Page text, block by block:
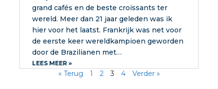
grand cafés en de beste croissants ter
wereld. Meer dan 21 jaar geleden was ik
hier voor het laatst. Frankrijk was net voor
de eerste keer wereldkampioen geworden
door de Brazilianen met…
LEES MEER »
« Terug 1 2 3 4 Verder »